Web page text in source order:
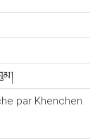
par Khenchen